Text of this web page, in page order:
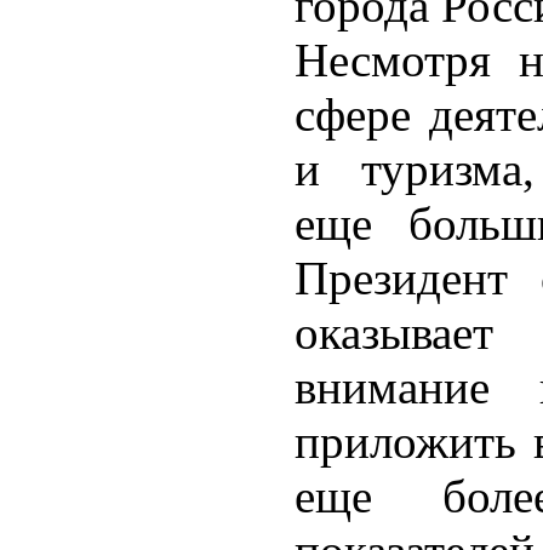
Несмотря
сфере
и
еще
приложить
еще